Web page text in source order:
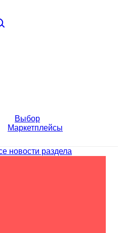
Выбор
Маркетплейсы
новости раздела